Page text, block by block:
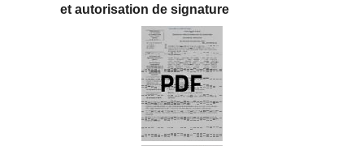
et autorisation de signature